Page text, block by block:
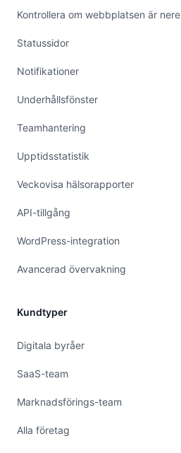
Kontrollera om webbplatsen är nere
Statussidor
Notifikationer
Underhållsfönster
Teamhantering
Upptidsstatistik
Veckovisa hälsorapporter
API-tillgång
WordPress-integration
Avancerad övervakning
Kundtyper
Digitala byråer
SaaS-team
Marknadsförings-team
Alla företag